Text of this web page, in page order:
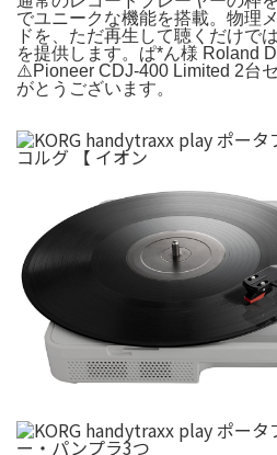
でユニークな機能を搭載。物理
ドを、ただ再生して聴くだけで
を提供します。ぱ*ん様 Roland
⚠️Pioneer CDJ-400 Limited 2台
がとうございます。